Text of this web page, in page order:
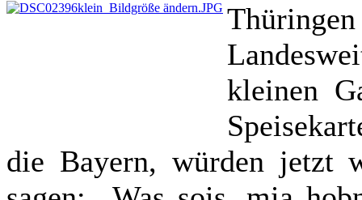
kleinen
die Bayern, würden jetzt